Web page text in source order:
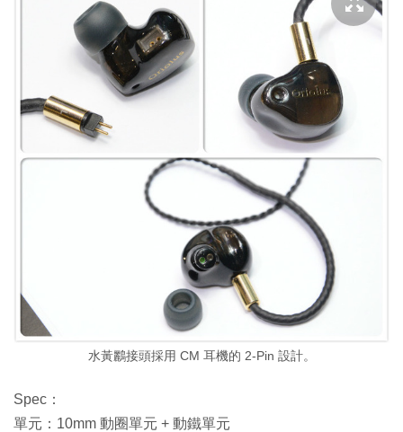
水黃鸝接頭採用 CM 耳機的 2-Pin 設計。
Spec：
單元：10mm 動圈單元 + 動鐵單元